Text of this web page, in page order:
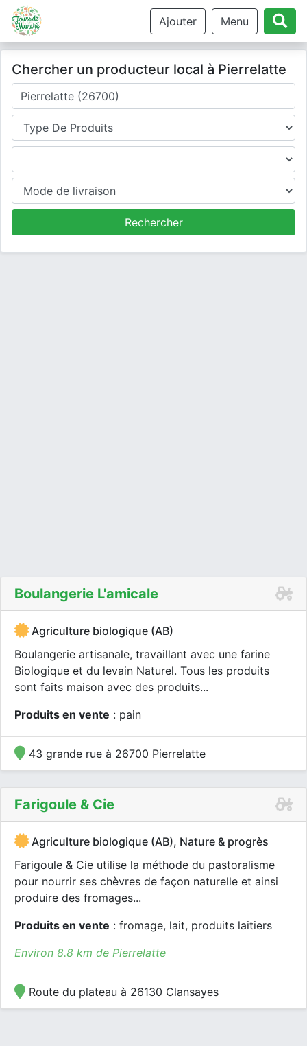
Ajouter Menu
Chercher un producteur local à Pierrelatte
Où cherchez-vous un producteur ?
Type de produits
Produits
Mode de livraison
Rechercher
Boulangerie L'amicale
Agriculture biologique (AB)
Boulangerie artisanale, travaillant avec une farine
Biologique et du levain Naturel. Tous les produits
sont faits maison avec des produits...
Produits en vente : pain
43 grande rue à 26700 Pierrelatte
Farigoule & Cie
Agriculture biologique (AB), Nature & progrès
Farigoule & Cie utilise la méthode du pastoralisme
pour nourrir ses chèvres de façon naturelle et ainsi
produire des fromages...
Produits en vente : fromage, lait, produits laitiers
Environ 8.8 km de Pierrelatte
Route du plateau à 26130 Clansayes